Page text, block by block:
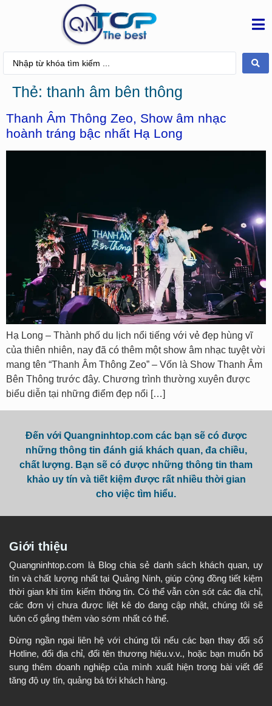
Thẻ: thanh âm bên thông
Thanh Âm Thông Zeo, Show âm nhạc
hoành tráng bậc nhất Hạ Long
Hạ Long – Thành phố du lịch nổi tiếng với vẻ đẹp hùng vĩ
của thiên nhiên, nay đã có thêm một show âm nhạc tuyệt vời
mang tên “Thanh Âm Thông Zeo” – Vốn là Show Thanh Âm
Bên Thông trước đây. Chương trình thường xuyên được
biểu diễn tại những điểm đẹp nổi […]
Đến với Quangninhtop.com các bạn sẽ có được
những thông tin đánh giá khách quan, đa chiều,
chất lượng. Bạn sẽ có được những thông tin tham
khảo uy tín và tiết kiệm được rất nhiều thời gian
cho việc tìm hiểu.
Giới thiệu
Quangninhtop.com là Blog chia sẻ danh sách khách quan, uy
tín và chất lượng nhất tại Quảng Ninh, giúp cộng đồng tiết kiệm
thời gian khi tìm kiếm thông tin. Có thể vẫn còn sót các địa chỉ,
các đơn vị chưa được liệt kê do đang cập nhật, chúng tôi sẽ
luôn cố gắng thêm vào sớm nhất có thể.
Đừng ngần ngại liên hệ với chúng tôi nếu các bạn thay đổi số
Hotline, đổi địa chỉ, đổi tên thương hiệu.v.v., hoặc bạn muốn bổ
sung thêm doanh nghiệp của mình xuất hiện trong bài viết để
tăng độ uy tín, quảng bá tới khách hàng.